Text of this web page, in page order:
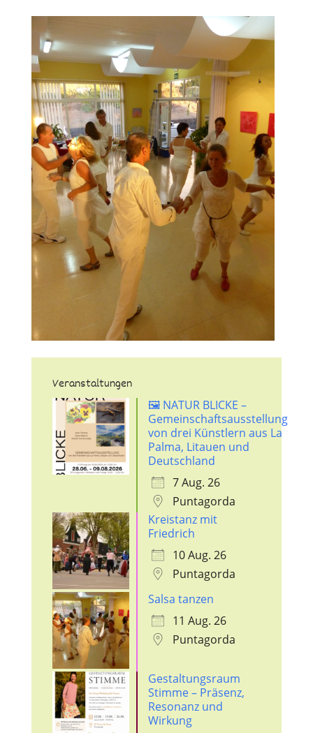
Veranstaltungen
🖼️ NATUR BLICKE –
Gemeinschaftsausstellung
von drei Künstlern aus La
Palma, Litauen und
Deutschland
7 Aug. 26
Puntagorda
Kreistanz mit
Friedrich
10 Aug. 26
Puntagorda
Salsa tanzen
11 Aug. 26
Puntagorda
Gestaltungsraum
Stimme – Präsenz,
Resonanz und
Wirkung